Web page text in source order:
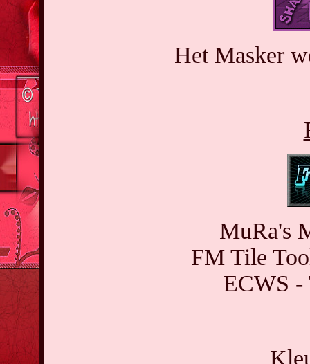
Het Masker
MuRa's
FM Tile
ECWS -